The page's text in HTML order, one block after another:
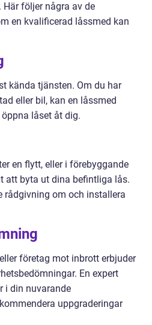
följer några av de
en kvalificerad låssmed kan
kända tjänsten. Om du har
eller bil, kan en låssmed
låset åt dig.
en flytt, eller i förebyggande
att byta ut dina befintliga lås.
rådgivning om och installera
företag mot inbrott erbjuder
En expert
i din nuvarande
uppgraderingar